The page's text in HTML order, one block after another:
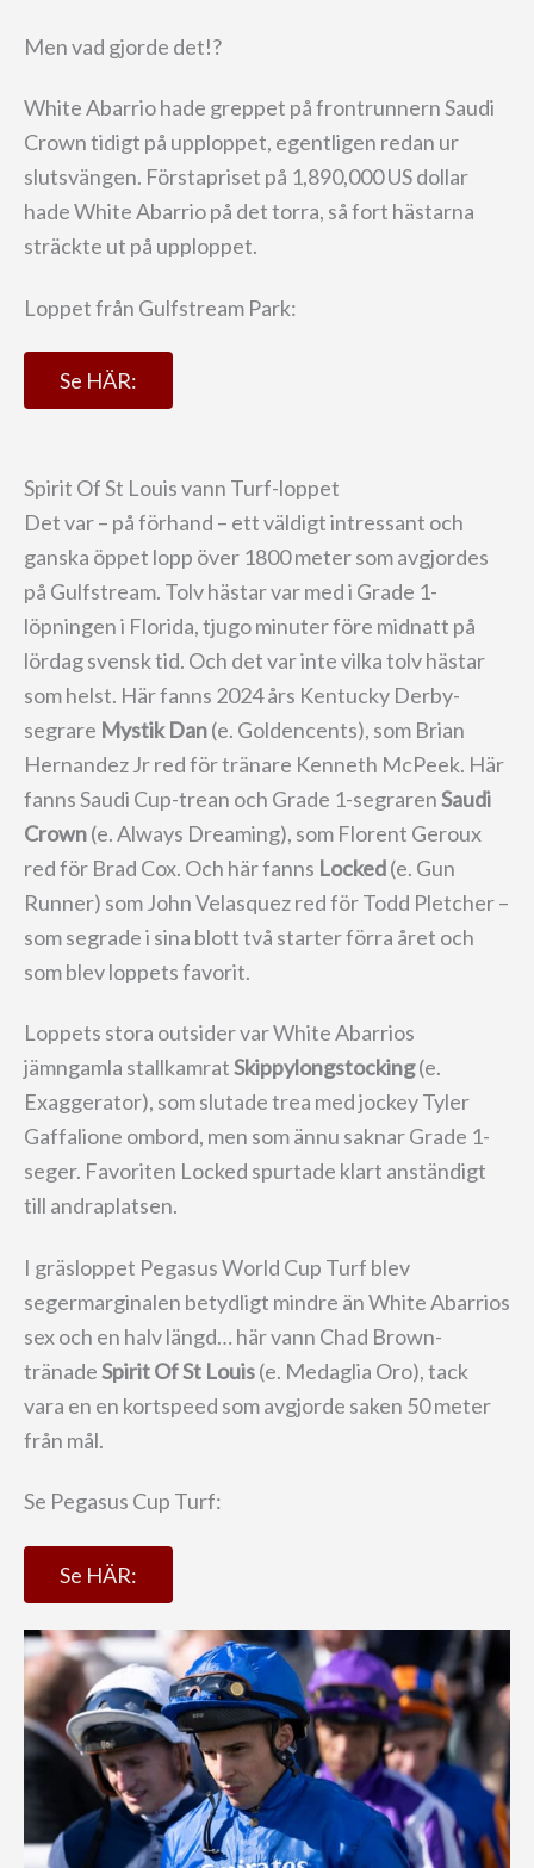
Men vad gjorde det!?
White Abarrio hade greppet på frontrunnern Saudi
Crown tidigt på upploppet, egentligen redan ur
slutsvängen. Förstapriset på 1,890,000 US dollar
hade White Abarrio på det torra, så fort hästarna
sträckte ut på upploppet.
Loppet från Gulfstream Park:
Se HÄR:
Spirit Of St Louis vann Turf-loppet
Det var – på förhand – ett väldigt intressant och
ganska öppet lopp över 1800 meter som avgjordes
på Gulfstream. Tolv hästar var med i Grade 1-
löpningen i Florida, tjugo minuter före midnatt på
lördag svensk tid. Och det var inte vilka tolv hästar
som helst. Här fanns 2024 års Kentucky Derby-
segrare Mystik Dan(e. Goldencents), som Brian
Hernandez Jr red för tränare Kenneth McPeek. Här
fanns Saudi Cup-trean och Grade 1-segrarenSaudi
Crown(e. Always Dreaming), som Florent Geroux
red för Brad Cox. Och här fanns Locked(e. Gun
Runner) som John Velasquez red för Todd Pletcher –
som segrade i sina blott två starter förra året och
som blev loppets favorit.
Loppets stora outsider var White Abarrios
jämngamla stallkamratSkippylongstocking(e.
Exaggerator), som slutade trea med jockey Tyler
Gaffalione ombord, men som ännu saknar Grade 1-
seger. Favoriten Locked spurtade klart anständigt
till andraplatsen.
I gräsloppet Pegasus World Cup Turf blev
segermarginalen betydligt mindre än White Abarrios
sex och en halv längd… här vann Chad Brown-
tränadeSpirit Of St Louis(e. Medaglia Oro), tack
vara en en kortspeed som avgjorde saken 50 meter
från mål.
Se Pegasus Cup Turf:
Se HÄR: